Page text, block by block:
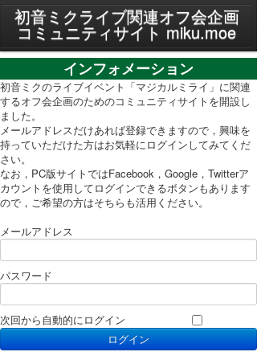
MENU
プライバシーポリシー
利用規約
PC表示に切り替え
初音ミクライブ関連オフ会企画
コミュニティサイト miku.moe
インフォメーション
初音ミクのライブイベント「マジカルミライ」に関連
するオフ会企画のためのコミュニティサイトを開設し
ました。
メールアドレスだけあれば登録できますので，興味を
持っていただけた方はお気軽にログインしてみてくだ
さい。
なお，PC版サイトではFacebook，Google，Twitterア
カウントを使用してログインできるボタンもあります
ので，ご希望の方はそちらも活用ください。
メールアドレス
パスワード
次回から自動的にログイン